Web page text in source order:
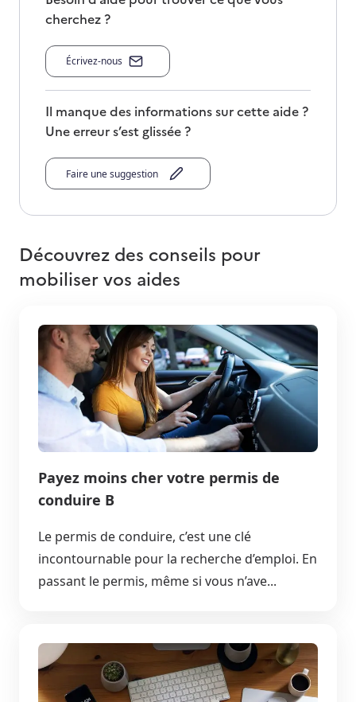
cherchez ?
Écrivez-nous
Il manque des informations sur cette aide ?
Une erreur s’est glissée ?
Faire une suggestion
Découvrez des conseils pour
mobiliser vos aides
Payez moins cher votre permis de
conduire B
Le permis de conduire, c’est une clé
incontournable pour la recherche d’emploi. En
passant le permis, même si vous n’ave...